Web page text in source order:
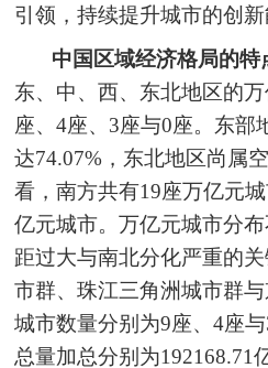
引领，持续提升城市的创新
中国区域经济格局的特
东、中、西、东北地区的
座、4座、3座与0座。东部
达74.07%，东北地区尚属
看，南方共有19座万亿元
亿元城市。万亿元城市分
距过大与南北分化严重的
市群、珠江三角洲城市群
城市数量分别为9座、4座
总量加总分别为192168.71